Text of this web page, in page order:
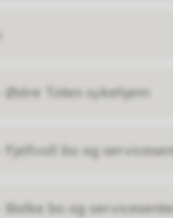
Østre Toten sykehjem
Fjellvoll bo og
Balke bo og